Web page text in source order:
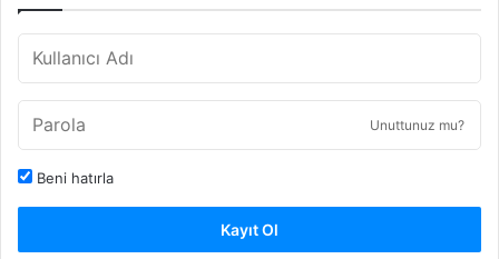
Unuttunuz mu?
Beni hatırla
Kayıt Ol